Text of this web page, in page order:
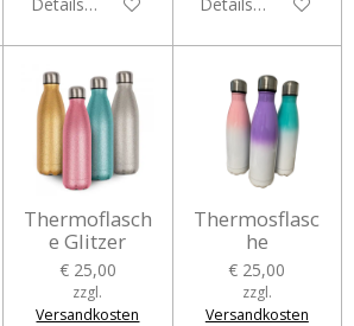
Thermoflasch
e Glitzer
€ 25,00
zzgl.
Versandkosten
Thermosflasc
he
€ 25,00
zzgl.
Versandkosten